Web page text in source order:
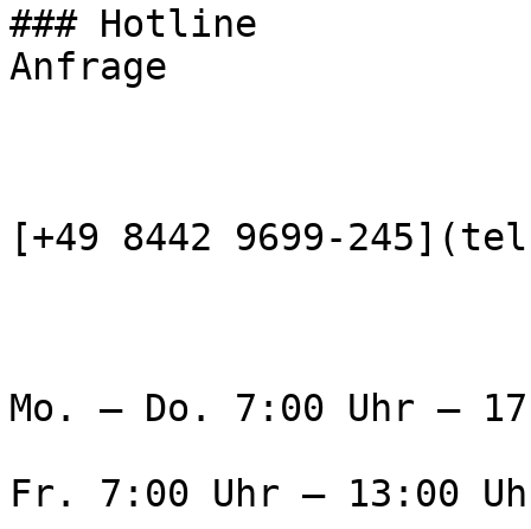
### Hotline
Anfrage
[+49 8442 9699-
Mo. – Do. 7:00 Uhr –
Fr. 7:00 Uhr – 13:00